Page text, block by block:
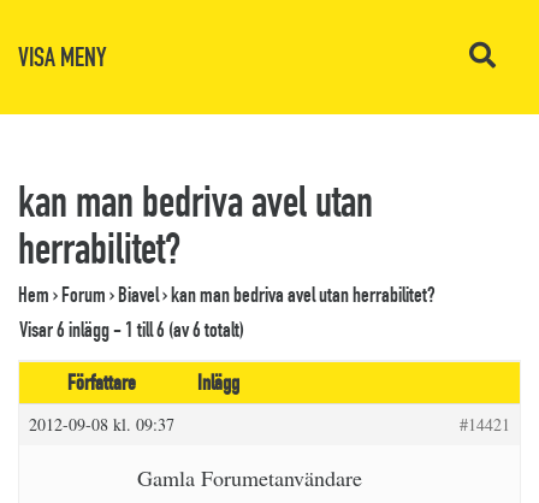
VISA MENY
kan man bedriva avel utan
herrabilitet?
Hem›Forum›Biavel›kan man bedriva avel utan herrabilitet?
Visar 6 inlägg - 1 till 6 (av 6 totalt)
Författare
Inlägg
2012-09-08 kl. 09:37 #14421
Gamla Forumetanvändare